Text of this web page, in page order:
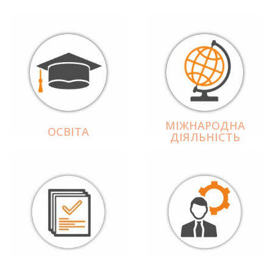
ОСВІТА МІЖНАРОДНА
ДІЯЛЬНІCТЬ